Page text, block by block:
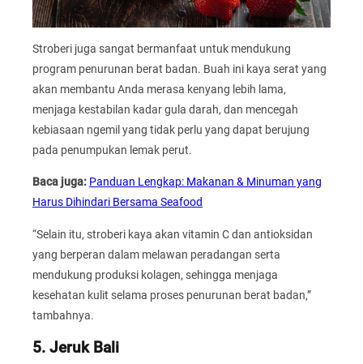
Stroberi juga sangat bermanfaat untuk mendukung
program penurunan berat badan. Buah ini kaya serat yang
akan membantu Anda merasa kenyang lebih lama,
menjaga kestabilan kadar gula darah, dan mencegah
kebiasaan ngemil yang tidak perlu yang dapat berujung
pada penumpukan lemak perut.
Baca juga: Panduan Lengkap: Makanan & Minuman yang
Harus Dihindari Bersama Seafood
“Selain itu, stroberi kaya akan vitamin C dan antioksidan
yang berperan dalam melawan peradangan serta
mendukung produksi kolagen, sehingga menjaga
kesehatan kulit selama proses penurunan berat badan,”
tambahnya.
5. Jeruk Bali